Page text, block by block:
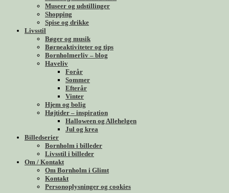
Museer og udstillinger
Shopping
Spise og drikke
Livsstil
Bøger og musik
Børneaktiviteter og tips
Bornholmerliv – blog
Haveliv
Forår
Sommer
Efterår
Vinter
Hjem og bolig
Højtider – inspiration
Halloween og Allehelgen
Jul og krea
Billedserier
Bornholm i billeder
Livsstil i billeder
Om / Kontakt
Om Bornholm i Glimt
Kontakt
Personoplysninger og cookies